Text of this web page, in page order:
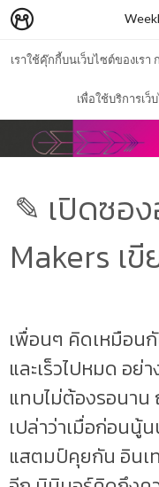
เราใช้คุ๊กกี้บนเว็บไซต์ของเร
เพื่อใช้บริการเว็
✎ เปิดซอง
Makers เ
เพื่อนๆ คิดเหมือนกั
และเร็วไปหมด อ
แทบไม่ต้องรอนา
เปล่าว่าเมื่อก่อนนู้
แสตมป์คุยกัน อินเ